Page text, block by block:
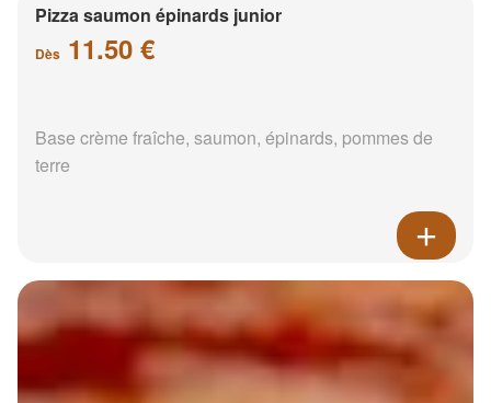
Pizza saumon épinards junior
Dès 11.50 €
Base crème fraîche, saumon, épinards, pommes de
terre